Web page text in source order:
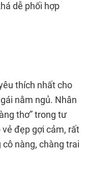
dễ phối hợp
thích nhất cho
nằm ngủ. Nhân
thơ” trong tư
đẹp gợi cảm, rất
nàng, chàng trai